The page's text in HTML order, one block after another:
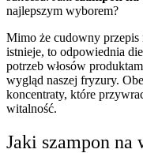
najlepszym wyborem?
Mimo że cudowny przepis
istnieje, to odpowiednia
potrzeb włosów
wygląd naszej fryzury.
koncentraty, które
witalność.
Jaki szampon na